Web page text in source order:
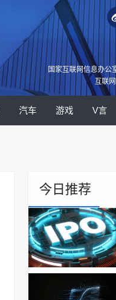
国家互联网信息办公
互联
汽车 游戏 V言
今日推荐